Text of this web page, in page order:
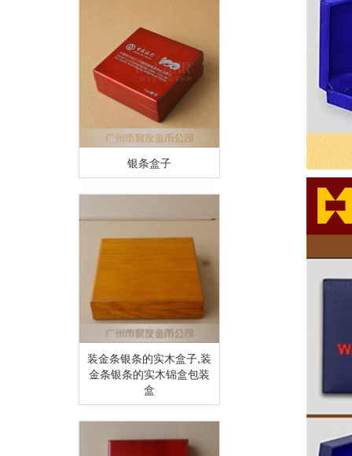
银条盒子
装金条银条的实木盒子,装
金条银条的实木锦盒包装
盒